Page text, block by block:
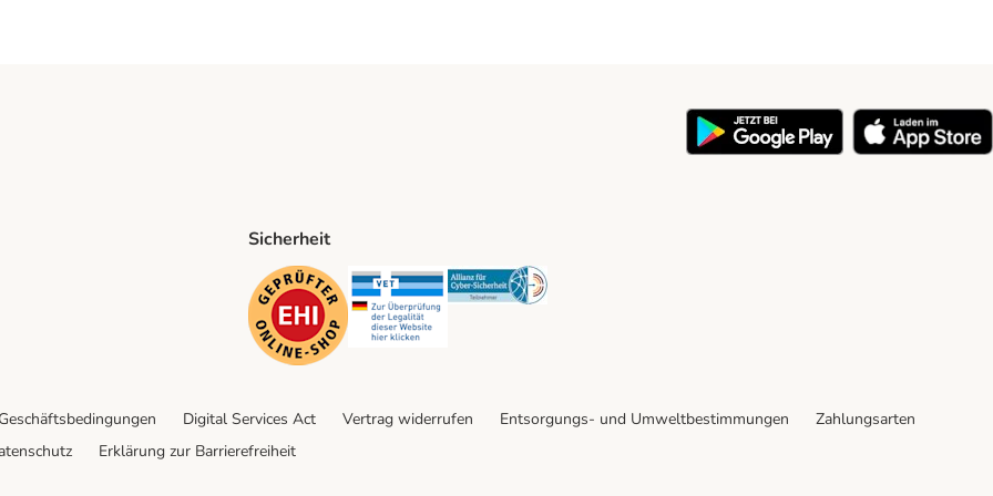
Method
Sicherheit
Security Security Security
Digital Services Act Vertrag widerrufen Entsorgungs- und Umweltbestimmungen
Zahlungsarten
Erklärung zur Barrierefreiheit